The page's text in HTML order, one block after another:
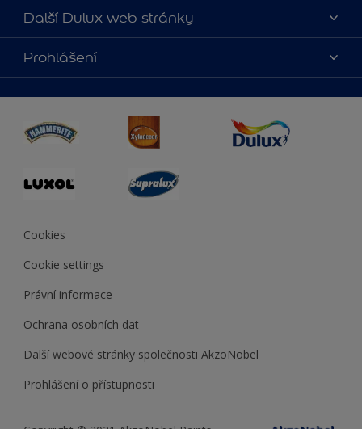
O nás
Kontaktujte nás
Najít obchod
Další Dulux web stránky
duluxmalir.cz
duluxmaliar.sk
duluxprodejnabarev.cz
duluxpredajnafarieb.sk
Prohlášení
Cookies
Cookie settings
Právní informace
Ochrana osobních dat
Další webové stránky společnosti AkzoNobel
Prohlášení o přístupnosti